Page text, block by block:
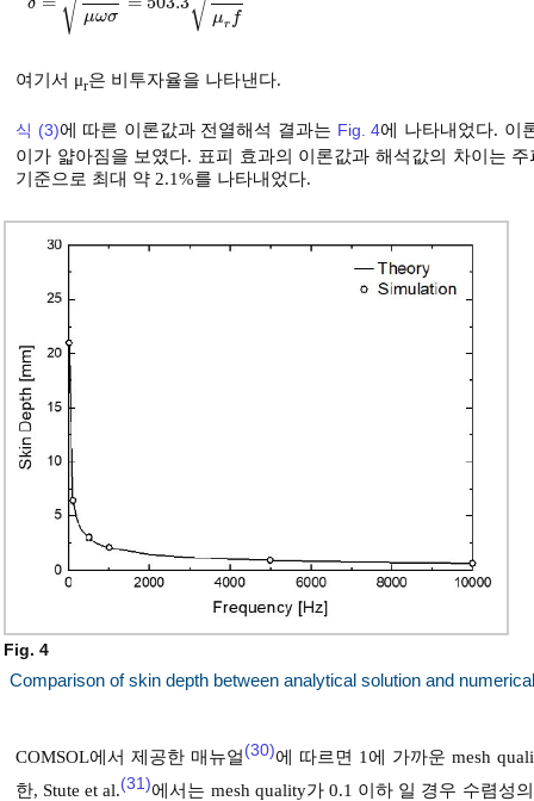
δ
μωσ
μr f
여기서 μr은 비투자율을 나타낸다.
식 (3)에 따른 이론값과 전열해석 결과는 Fig. 4에 나타내었다. 이
이가 얇아짐을 보였다. 표피 효과의 이론값과 해석값의 차이는
기준으로 최대 약 2.1%를 나타내었다.
Fig. 4
Comparison of skin depth between analytical solution and
COMSOL에서 제공한 매뉴얼(30)에 따르면 1에 가까운 mesh
한, Stute et al.(31)에서는 mesh quality가 0.1 이하 일 경우 수렴성